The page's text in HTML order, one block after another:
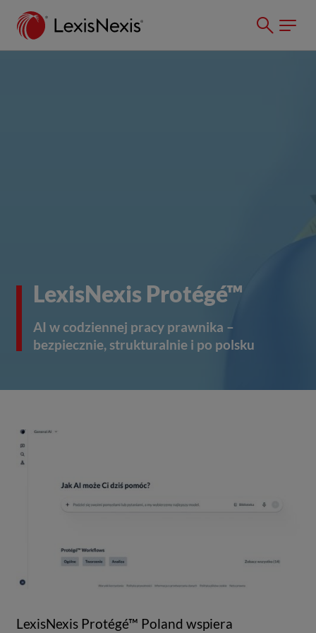
LexisNexis Protégé™
AI w codziennej pracy prawnika –
bezpiecznie, strukturalnie i po polsku
LexisNexis Protégé™ Poland wspiera